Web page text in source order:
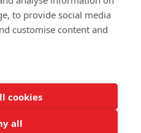
to provide social media
customise content and
cookies
all